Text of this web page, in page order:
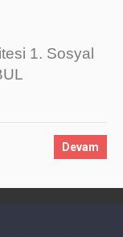
1. Sosyal
Devam